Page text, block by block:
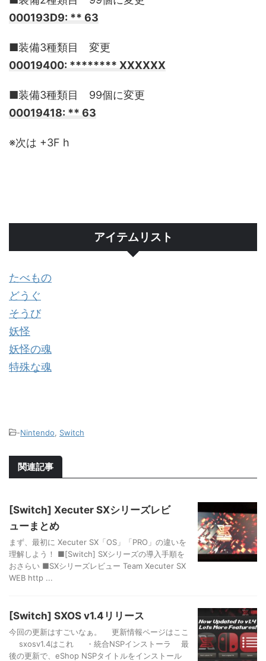
000193D9: ** 63
■装備3種類目 変更
00019400: ******** XXXXXX
■装備3種類目 99個に変更
00019418: ** 63
※次は +3F h
アイテムリスト
たべもの
どうぐ
そうび
妖怪
妖怪の魂
特殊な魂
-Nintendo Switch
関連記事
[Switch] Xecuter SXシリーズレビ
ューまとめ
まず、最初に Xecuter SX「OS」「PRO」の違いを
理解しよう！ ■[Switch] SXシリーズの導入手順を
おさらい ■SXシリーズレビュー Team Xecuter SX
WEB http ...
[Switch] SXOS v1.4リリース
今回の更新はすごいなぁ。 更新情報ページはここ
sxosv1.4はこれ ・統合NSPインストーラ 最
後の更新で、eShop NSPタイトルをインストール